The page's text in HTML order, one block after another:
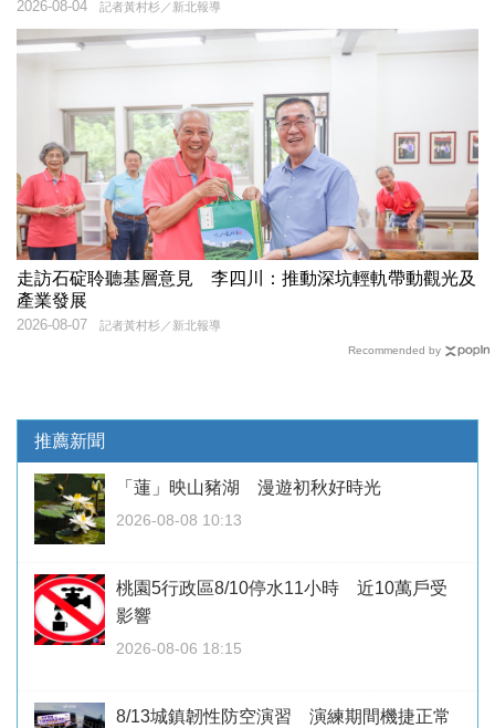
記者黃村杉／新北報導
2026-08-04
走訪石碇聆聽基層意見 李四川：推動深坑輕軌帶動觀光及
產業發展
記者黃村杉／新北報導
2026-08-07
Recommended by
推薦新聞
「蓮」映山豬湖 漫遊初秋好時光
2026-08-08 10:13
桃園5行政區8/10停水11小時 近10萬戶受
影響
2026-08-06 18:15
8/13城鎮韌性防空演習 演練期間機捷正常